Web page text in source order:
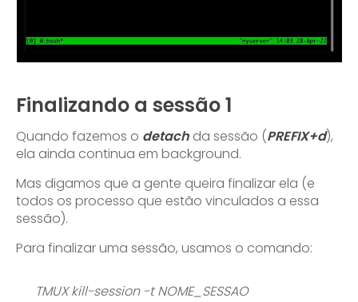
Finalizando a sessão 1
Quando fazemos o detach da sessão (PREFIX+d),
ela ainda continua em background.
Mas digamos que a gente queira finalizar ela (e
todos os processo que estão vinculados a essa
sessão).
Para finalizar uma sessão, usamos o comando:
TMUX kill-session -t NOME_SESSAO